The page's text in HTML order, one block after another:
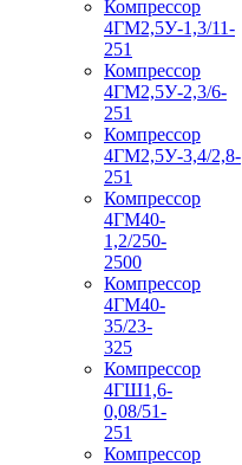
Компрессор
4ГМ2,5У-1,3/11-
251
Компрессор
4ГМ2,5У-2,3/6-
251
Компрессор
4ГМ2,5У-3,4/2,8-
251
Компрессор
4ГМ40-
1,2/250-
2500
Компрессор
4ГМ40-
35/23-
325
Компрессор
4ГШ1,6-
0,08/51-
251
Компрессор